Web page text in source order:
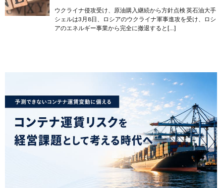
ウクライナ侵攻受け、原油購入継続から方針点検 英石油大手
シェルは3月8日、ロシアのウクライナ軍事進攻を受け、ロシ
アのエネルギー事業から完全に撤退すると[…]